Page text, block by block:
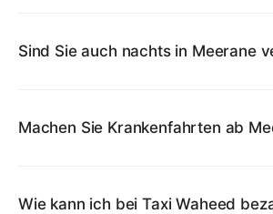
Sind Sie auch nachts in Meerane
Machen Sie Krankenfahrten ab
Wie kann ich bei Taxi Waheed